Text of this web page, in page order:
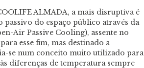
ALMADA, a mais disruptiva é
do espaço público através da
Air Passive Cooling), assente no
esse fim, mas destinado a
se num conceito muito utilizado para
diferenças de temperatura sempre